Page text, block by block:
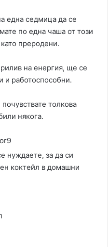
една седмица да се
по една чаша от този
преродени.
на енергия, ще се
и работоспособни.
толкова
някога.
нуждаете, за да си
коктейл в домашни